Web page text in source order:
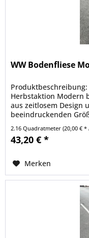
WW Bodenfliese
Herbstaktion Modern
aus zeitlosem Design
beeindruckenden
2.16 Quadratmeter(20,00 €
43,20 € *
Merken